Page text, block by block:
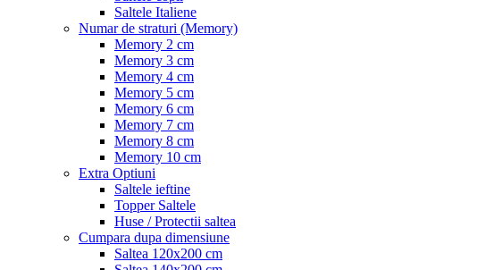
Saltele Italiene
Numar de straturi (Memory)
Memory 2 cm
Memory 3 cm
Memory 4 cm
Memory 5 cm
Memory 6 cm
Memory 7 cm
Memory 8 cm
Memory 10 cm
Extra Optiuni
Saltele ieftine
Topper Saltele
Huse / Protectii saltea
Cumpara dupa dimensiune
Saltea 120x200 cm